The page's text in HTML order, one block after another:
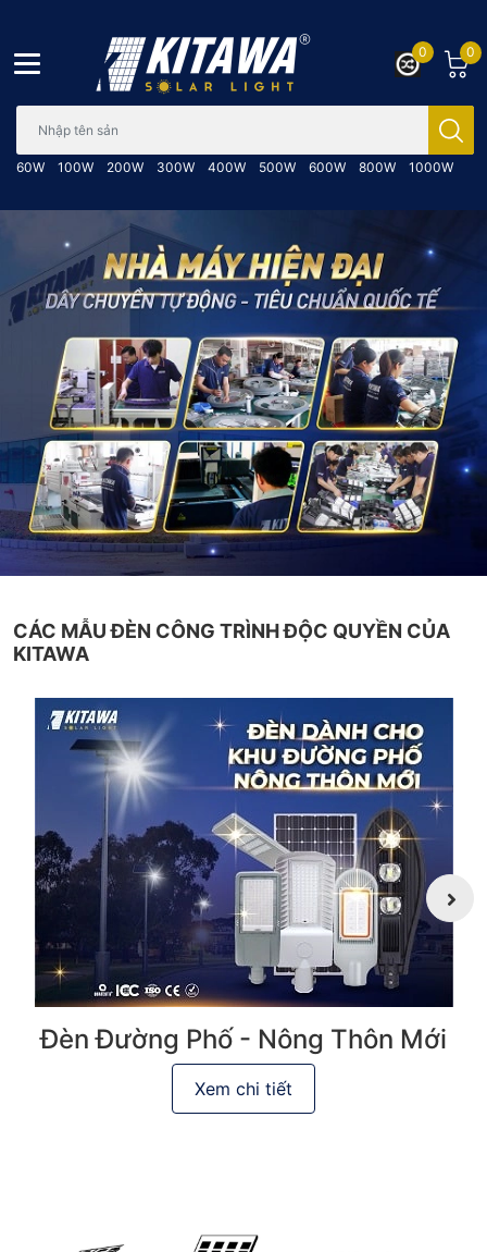
60W 100W 200W 300W 400W 500W 600W 800W 1000W
0
0
CÁC MẪU ĐÈN CÔNG TRÌNH ĐỘC QUYỀN CỦA
KITAWA
Đèn Đường Phố - Nông Thôn Mới
Xem chi tiết